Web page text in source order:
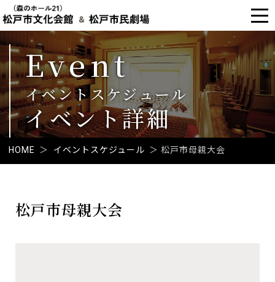
Event
イベントスケジュール
イベント詳細
HOME ＞ イベントスケジュール ＞ 松戸市母親大会
松戸市母親大会